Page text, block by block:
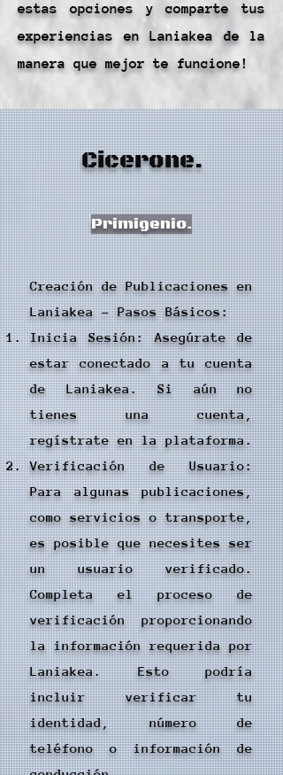
estas opciones y comparte tus
experiencias en Laniakea de la
manera que mejor te funcione!
Cicerone.
Primigenio.
Creación de Publicaciones en
Laniakea - Pasos Básicos:
Inicia Sesión: Asegúrate de
estar conectado a tu cuenta
de Laniakea. Si aún no
tienes una cuenta,
regístrate en la plataforma.
Verificación de Usuario:
Para algunas publicaciones,
como servicios o transporte,
es posible que necesites ser
un usuario verificado.
Completa el proceso de
verificación proporcionando
la información requerida por
Laniakea. Esto podría
incluir verificar tu
identidad, número de
teléfono o información de